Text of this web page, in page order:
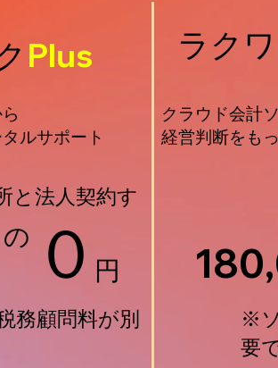
ルサポート
クラウド会計
経営判断をも
Plus ラク
０円
と法人契約す
務顧問料が別
​※
要
と法人契約す
務顧問料が別